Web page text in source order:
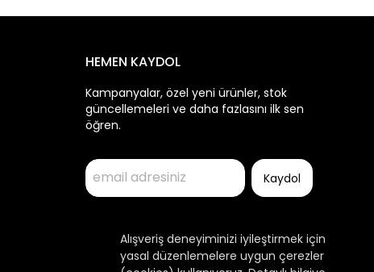
Alışveriş deneyiminizi iyileştirmek için
yasal düzenlemelere uygun çerezler
HEMEN KAYDOL
Kampanyalar, özel yeni ürünler, stok
güncellemeleri ve daha fazlasını ilk sen
öğren.
Kaydol